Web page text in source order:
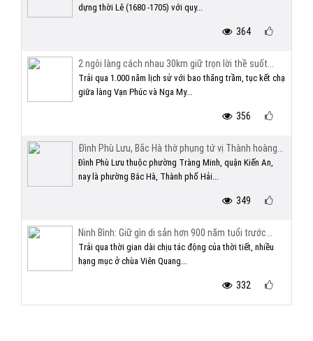
dựng thời Lê (1680 -1705) với quy...
364
2 ngôi làng cách nhau 30km giữ trọn lời thề suốt...
Trải qua 1.000 năm lịch sử với bao thăng trầm, tục kết chạ
giữa làng Vạn Phúc và Nga My...
356
Đình Phù Lưu, Bắc Hà thờ phụng tứ vị Thành hoàng...
Đình Phù Lưu thuộc phường Tràng Minh, quận Kiến An,
nay là phường Bắc Hà, Thành phố Hải...
349
Ninh Bình: Giữ gìn di sản hơn 900 năm tuổi trước...
Trải qua thời gian dài chịu tác động của thời tiết, nhiều
hạng mục ở chùa Viên Quang...
332